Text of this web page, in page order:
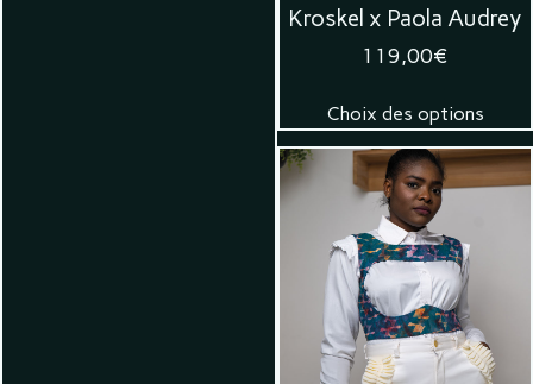
Kroskel x Paola Audrey
119,00€
Choix des options